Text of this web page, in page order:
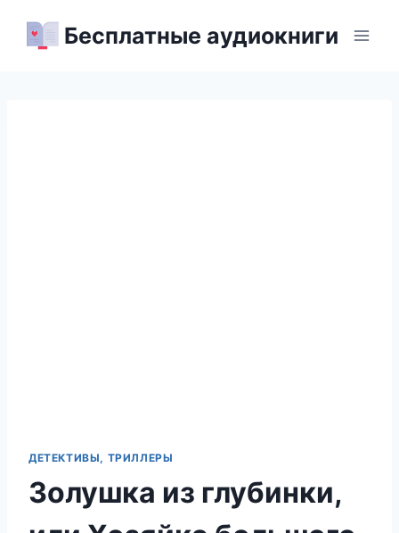
Бесплатные аудиокниги
ДЕТЕКТИВЫ, ТРИЛЛЕРЫ
Золушка из глубинки,